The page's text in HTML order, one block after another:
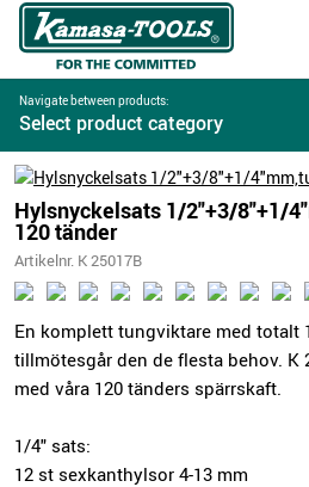
Navigate between products:
Select product category
Hylsnyckelsats 1/2"+3/8"+1/
120 tänder
Artikelnr. K 25017B
En komplett tungviktare med totalt
tillmötesgår den de flesta behov. K
med våra 120 tänders spärrskaft.
1/4" sats:
12 st sexkanthylsor 4-13 mm